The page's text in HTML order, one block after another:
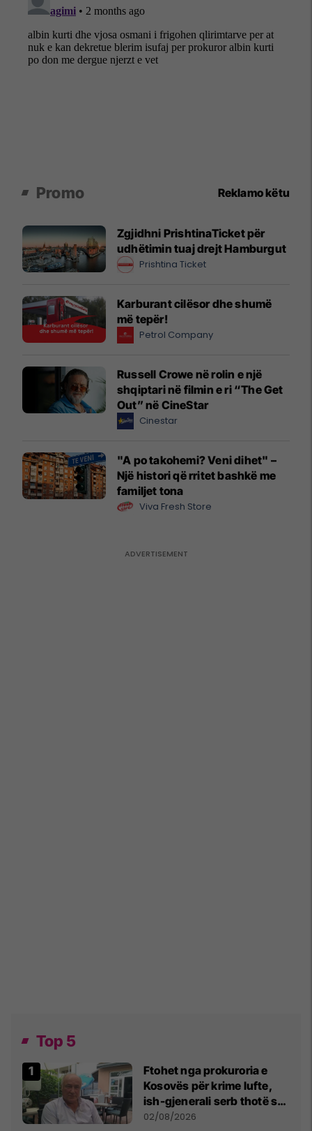
Promo Reklamo këtu
Zgjidhni PrishtinaTicket për
udhëtimin tuaj drejt Hamburgut
Prishtina Ticket
Karburant cilësor dhe shumë
më tepër!
Petrol Company
Russell Crowe në rolin e një
shqiptari në filmin e ri “The Get
Out” në CineStar
Cinestar
"A po takohemi? Veni dihet" –
Një histori që rritet bashkë me
familjet tona
Viva Fresh Store
Top 5
Ftohet nga prokuroria e
Kosovës për krime lufte,
ish-gjenerali serb thotë se
dikush e tradhtoi në
02/08/2026